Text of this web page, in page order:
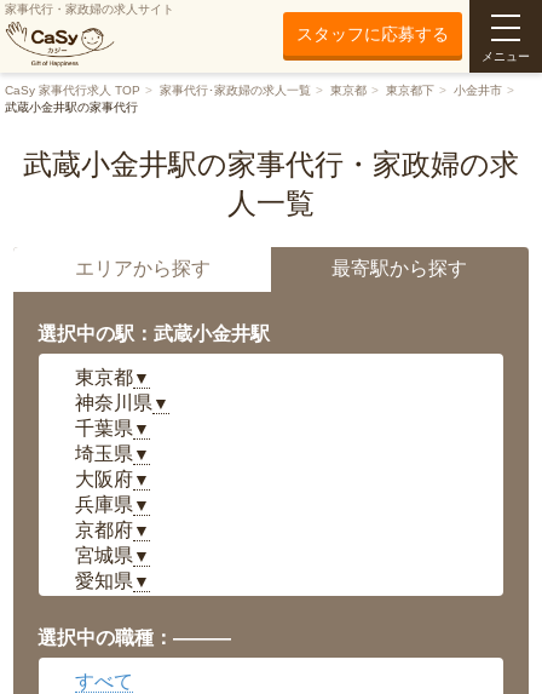
家事代行・家政婦の求人サイト
スタッフに応募する
メニュー
CaSy 家事代行求人 TOP 家事代行･家政婦の求人一覧 東京都 東京都下
小金井市
武蔵小金井駅の家事代行
武蔵小金井駅の家事代行・家政婦の求
人一覧
エリアから探す 最寄駅から探す
選択中の駅：武蔵小金井駅
東京都▼
神奈川県 ▼
千葉県 ▼
埼玉県 ▼
大阪府▼
兵庫県 ▼
京都府▼
宮城県 ▼
愛知県 ▼
岡山県▼
広島県▼
沖縄県
選択中の職種：———
すべて